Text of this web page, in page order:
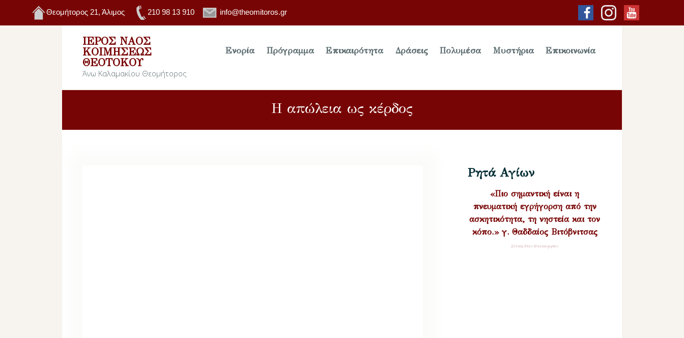
Θεομήτορος 21, Άλιμος 210 98 13 910 info@theomitoros.gr
ΙΕΡΌΣ ΝΑΌΣ
ΚΟΙΜΉΣΕΩΣ
ΘΕΟΤΌΚΟΥ
Άνω Καλαμακίου Θεομήτορος
Ενορία Πρόγραμμα Επικαιρότητα Δράσεις Πολυμέσα Μυστήρια Επικοινωνία
Η απώλεια ως κέρδος
Ρητά Αγίων
«Πιο σημαντική είναι η
πνευματική εγρήγορση από την
ασκητικότητα, τη νηστεία και τον
κόπο.» γ. Θαδδαίος Βιτόβνιτσας
Σύναξη Νέων Παλαιοχωρίου